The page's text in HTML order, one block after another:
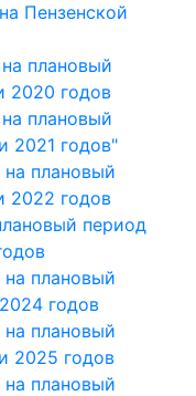
Пензенской
плановый
2020 годов
плановый
2021 годов"
плановый
2022 годов
период
плановый
годов
плановый
2025 годов
плановый